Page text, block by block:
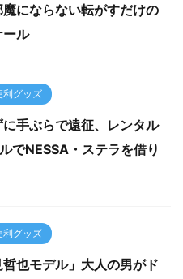
にならない転がすだけの
ール
利グッズ
手ぶらで遠征、レンタル
でNESSA・ステラを借り
利グッズ
也モデル」大人の男がド